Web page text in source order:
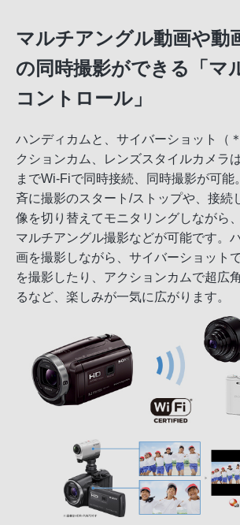
マルチアングル動画や動
の同時撮影ができる「マ
コントロール」
ハンディカムと、サイバーショット（
クションカム、レンズスタイルカメラ
までWi-Fiで同時接続、同時撮影が可能
斉に撮影のスタート/ストップや、接続
像を切り替えてモニタリングしながら
マルチアングル撮影などが可能です。
画を撮影しながら、サイバーショット
を撮影したり、アクションカムで超広
るなど、楽しみが一気に広がります。